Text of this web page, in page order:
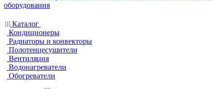
Каталог
Кондиционеры
Радиаторы и конвекторы
Полотенцесушители
Вентиляция
Водонагреватели
Обогреватели